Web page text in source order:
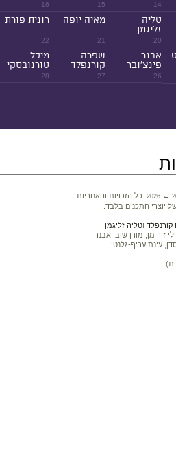
14
15
16
20
טליה
זליגמן
21
מאיה יופה
22
רונית פורת
26
אבנר
פינצ'ובר
27
שפרה
קורנפלד
28
מיכל
טורנובסקי
2026 ←
. כל הזכויות והאחריות
יוצרי התכנים בלבד.
וטליה זליגמן
זיידמן, מורן שוב, אבנר
עינת עריף-גלנטי